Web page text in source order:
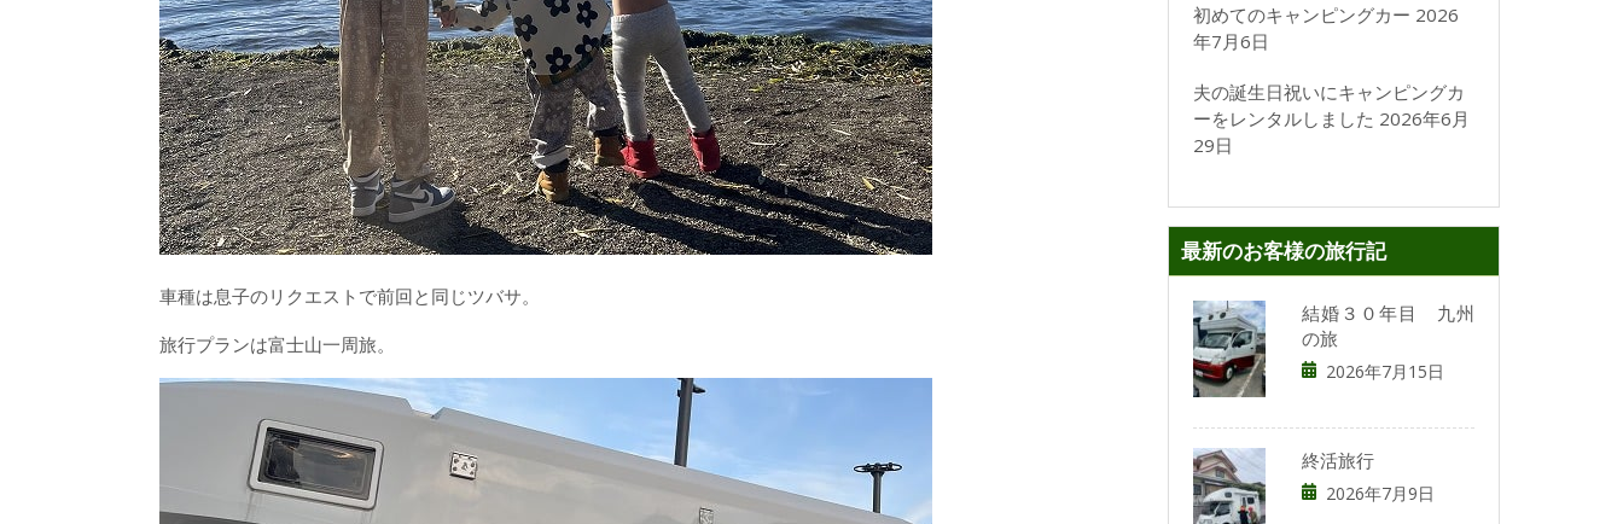
車種は息子のリクエストで前回と同じツバサ。
旅行プランは富士山一周旅。
初めてのキャンピングカー 2026
年7月6日
夫の誕生日祝いにキャンピングカ
ーをレンタルしました 2026年6月
29日
最新のお客様の旅行記
結婚３０年目 九州
の旅
2026年7月15日
終活旅行
2026年7月9日